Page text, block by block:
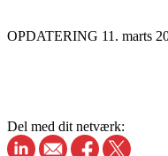
OPDATERING 11. marts
Del med dit netværk: